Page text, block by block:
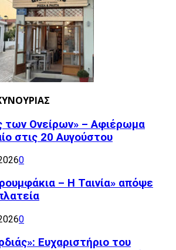
των Ονείρων» – Αφιέρωμα
στις 20 Αυγούστου
0
– Η Ταινία» απόψε
0
Ευχαριστήριο του